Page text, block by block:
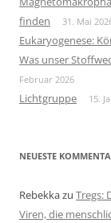
finden
31. Mai
Eukaryogenese:
Was unser
Februar 2026
Lichtgruppe 15.
NEUESTE
Rebekkazu Tregs:
Viren, die